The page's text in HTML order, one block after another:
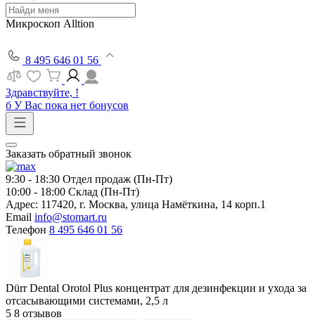
Микроскоп Alltion
8 495 646 01 56
Здравствуйте, !
б У Вас пока нет бонусов
Заказать обратный звонок
9:30 - 18:30 Отдел продаж (Пн-Пт)
10:00 - 18:00 Склад (Пн-Пт)
Адрес: 117420, г. Москва, улица Намёткина, 14 корп.1
Email info@stomart.ru
Телефон 8 495 646 01 56
Dürr Dental Orotol Plus концентрат для дезинфекции и ухода за
отсасывающими системами, 2,5 л
5 8 отзывов